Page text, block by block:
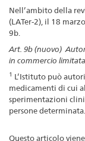
Nell’ambito della
(LATer-2), il 18
9b.
Art. 9b (nuovo)
in commercio limitata
1 L’Istituto può
medicamenti di cui
sperimentazioni
persone determinata.
Questo articolo